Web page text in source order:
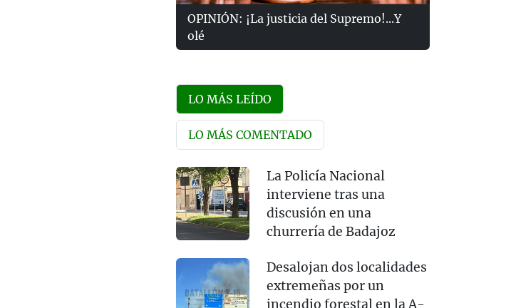
OPINIÓN: ¡La justicia del Supremo!...Y
olé
LO MÁS LEÍDO
LO MÁS COMENTADO
La Policía Nacional
interviene tras una
discusión en una
churrería de Badajoz
Desalojan dos localidades
extremeñas por un
incendio forestal en la A-